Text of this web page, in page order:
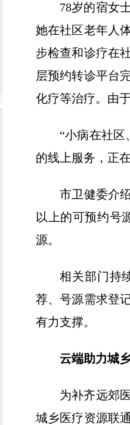
78岁的宿女
她在社区老年人
步检查和诊疗在
层预约转诊平台
化疗等治疗。由
“小病在社
的线上服务，正
市卫健委介
以上的可预约号
源。
相关部门持
荐、号源需求登
有力支撑。
云端助力城
为补齐远郊
城乡医疗资源联